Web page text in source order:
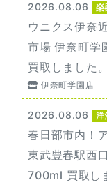
2026.08.06 楽
ウニクス伊奈
市場 伊奈町学
買取しました。
伊奈町学園店
2026.08.06 洋
春日部市内！
東武豊春駅西
700ml 買取し